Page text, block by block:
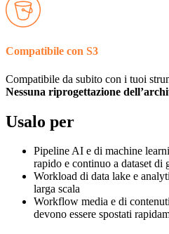
Compatibile con S3
Compatibile da subito con i tuoi
Nessuna riprogettazione
Usalo per
Pipeline AI e di machine
rapido e continuo a dataset di
Workload di data lake e
larga scala
Workflow media e di
devono essere spostati